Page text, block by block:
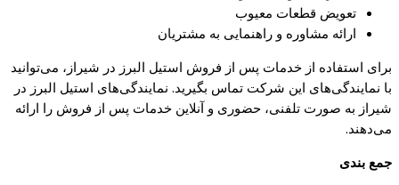
تعویض قطعات معیوب
ارائه مشاوره و راهنمایی به مشتریان
برای استفاده از خدمات پس از فروش استیل البرز در شیراز، می‌توانید
با نمایندگی‌های این شرکت تماس بگیرید. نمایندگی‌های استیل البرز در
شیراز به صورت تلفنی، حضوری و آنلاین خدمات پس از فروش را ارائه
می‌دهند.
جمع بندی